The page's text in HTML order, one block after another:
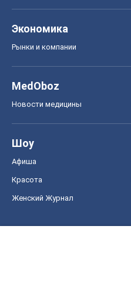
Экономика
Рынки и компании
MedOboz
Новости медицины
Шоу
Афиша
Красота
Женский Журнал